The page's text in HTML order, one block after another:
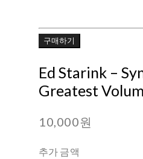
구매하기
Ed Starink ‎–
Greatest
10,000원
추가 금액